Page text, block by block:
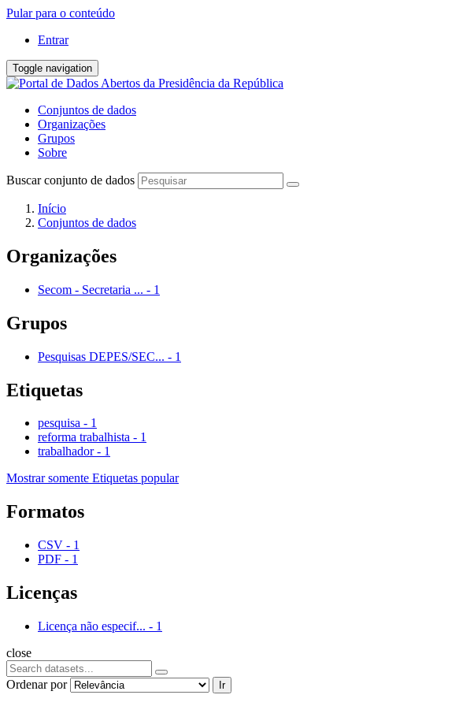
Pular para o conteúdo
Entrar
Toggle navigation
Conjuntos de dados
Organizações
Grupos
Sobre
Buscar conjunto de dados
Início
Conjuntos de dados
Organizações
Secom - Secretaria ... - 1
Grupos
Pesquisas DEPES/SEC... - 1
Etiquetas
pesquisa - 1
reforma trabalhista - 1
trabalhador - 1
Mostrar somente Etiquetas popular
Formatos
CSV - 1
PDF - 1
Licenças
Licença não especif... - 1
close
Ordenar por Ir